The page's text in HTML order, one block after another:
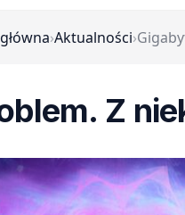
›Aktualności›
Z